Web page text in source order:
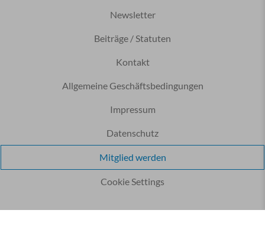
Newsletter
Beiträge / Statuten
Kontakt
Allgemeine Geschäftsbedingungen
Impressum
Datenschutz
Mitglied werden
Cookie Settings